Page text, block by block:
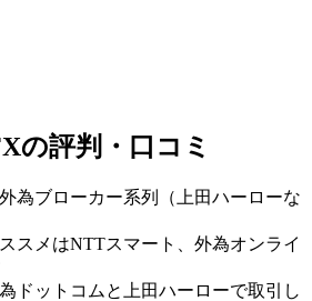
の評判・口コミ
外為ブローカー系列（上田ハーローな
ススメはNTTスマート、外為オンライ
為ドットコムと上田ハーローで取引し